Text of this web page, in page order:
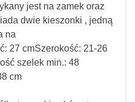
jest na zamek oraz
dwie kieszonki , jedną
na
27 cmSzerokość: 21-26
szelek min.: 48
cm